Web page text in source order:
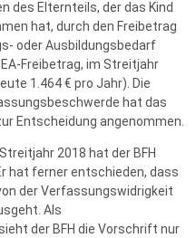
des Elternteils, der das Kind
hat, durch den Freibetrag
oder Ausbildungsbedarf
Freibetrag, im Streitjahr
1.464 € pro Jahr). Die
hat das
Entscheidung angenommen.
2018 hat der BFH
hat ferner entschieden, dass
der Verfassungswidrigkeit
Als
der BFH die Vorschrift nur